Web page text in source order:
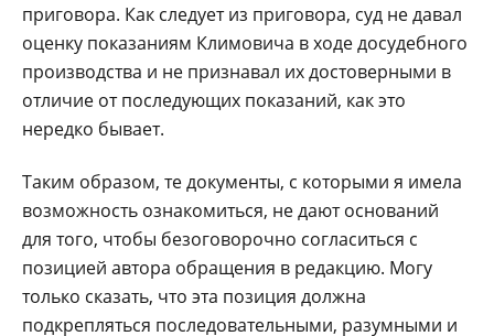
приговора. Как следует из приговора, суд не давал
оценку показаниям Климовича в ходе досудебного
производства и не признавал их достоверными в
отличие от последующих показаний, как это
нередко бывает.
Таким образом, те документы, с которыми я имела
возможность ознакомиться, не дают оснований
для того, чтобы безоговорочно согласиться с
позицией автора обращения в редакцию. Могу
только сказать, что эта позиция должна
подкрепляться последовательными, разумными и